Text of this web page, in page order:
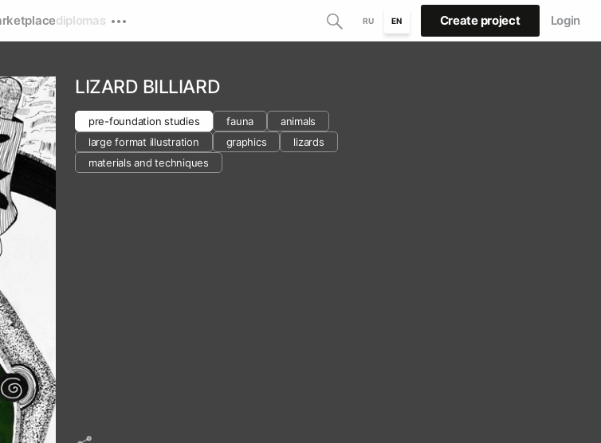
diplomas RU EN Create project Login
LIZARD BILLIARD
pre-foundation studies fauna
animals
large format illustration
graphics
lizards
materials and techniques